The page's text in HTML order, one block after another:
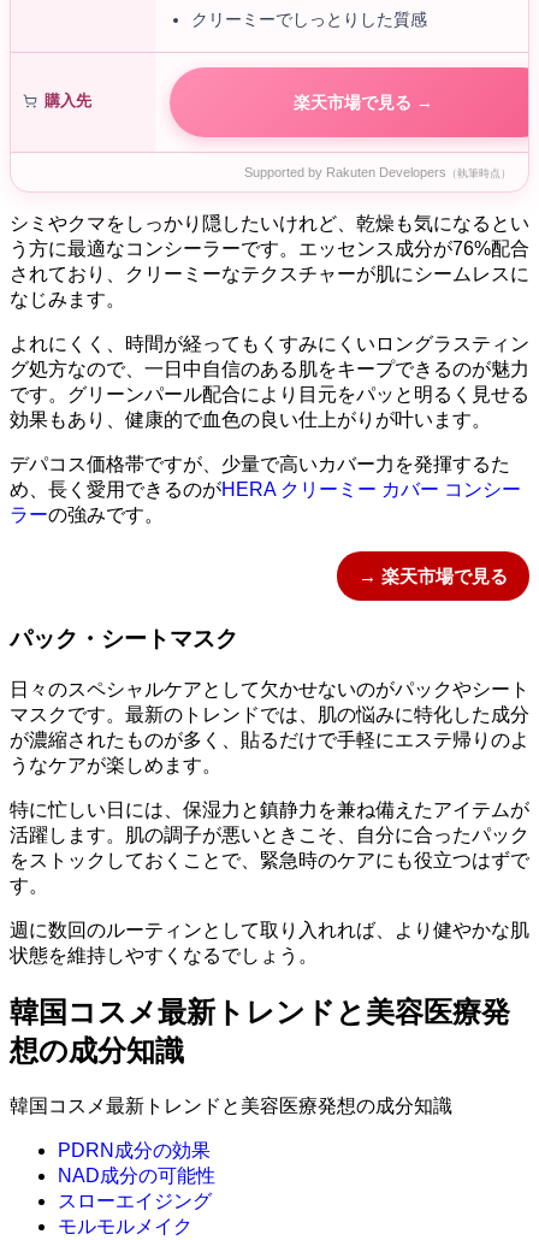
クリーミーでしっとりした質感
購入先 楽天市場で見る →
Supported by Rakuten Developers （執筆時点）
シミやクマをしっかり隠したいけれど、乾燥も気になるとい
う方に最適なコンシーラーです。エッセンス成分が76%配合
されており、クリーミーなテクスチャーが肌にシームレスに
なじみます。
よれにくく、時間が経ってもくすみにくいロングラスティン
グ処方なので、一日中自信のある肌をキープできるのが魅力
です。グリーンパール配合により目元をパッと明るく見せる
効果もあり、健康的で血色の良い仕上がりが叶います。
デパコス価格帯ですが、少量で高いカバー力を発揮するた
め、長く愛用できるのがHERA クリーミー カバー コンシー
ラーの強みです。
→ 楽天市場で見る
パック・シートマスク
日々のスペシャルケアとして欠かせないのがパックやシート
マスクです。最新のトレンドでは、肌の悩みに特化した成分
が濃縮されたものが多く、貼るだけで手軽にエステ帰りのよ
うなケアが楽しめます。
特に忙しい日には、保湿力と鎮静力を兼ね備えたアイテムが
活躍します。肌の調子が悪いときこそ、自分に合ったパック
をストックしておくことで、緊急時のケアにも役立つはずで
す。
週に数回のルーティンとして取り入れれば、より健やかな肌
状態を維持しやすくなるでしょう。
韓国コスメ最新トレンドと美容医療発
想の成分知識
韓国コスメ最新トレンドと美容医療発想の成分知識
PDRN成分の効果
NAD成分の可能性
スローエイジング
モルモルメイク